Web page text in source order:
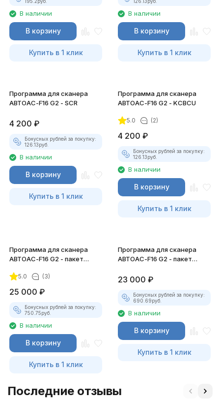
В наличии
В корзину
Купить в 1 клик
В наличии
В корзину
Купить в 1 клик
Программа для сканера
АВТОАС-F16 G2 - SCR
4 200 ₽
Бонусных рублей за покупку:
126.13руб.
В наличии
В корзину
Купить в 1 клик
Программа для сканера
АВТОАС-F16 G2 - KCBCU
5.0 (2)
4 200 ₽
Бонусных рублей за покупку:
126.13руб.
В наличии
В корзину
Купить в 1 клик
Программа для сканера
АВТОАС-F16 G2 - пакет
5.0 (3)
25 000 ₽
Бонусных рублей за покупку:
750.75руб.
В наличии
В корзину
Купить в 1 клик
Программа для сканера
АВТОАС-F16 G2 - пакет
23 000 ₽
Бонусных рублей за покупку:
690.69руб.
В наличии
В корзину
Купить в 1 клик
Последние отзывы